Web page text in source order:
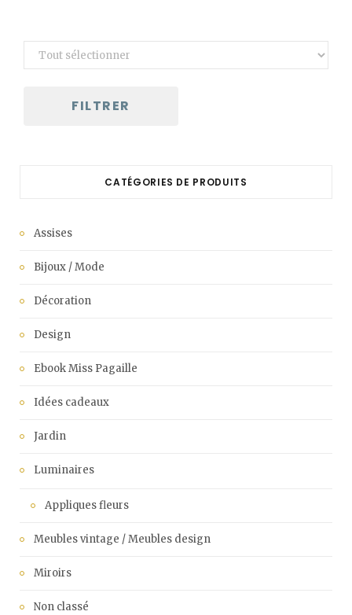
FILTRER
CATÉGORIES DE PRODUITS
Assises
Bijoux / Mode
Décoration
Design
Ebook Miss Pagaille
Idées cadeaux
Jardin
Luminaires
Appliques fleurs
Meubles vintage / Meubles design
Miroirs
Non classé